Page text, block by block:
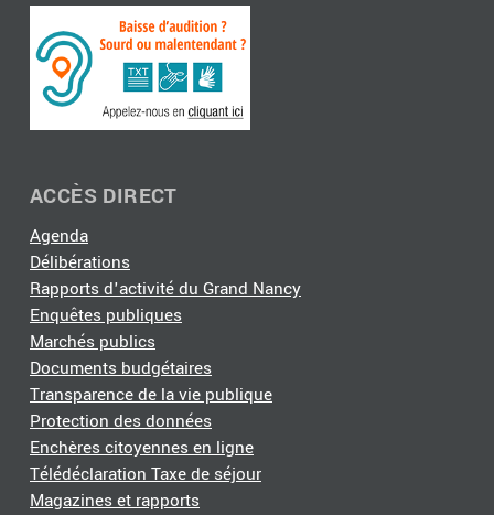
ACCÈS DIRECT
Agenda
Délibérations
Rapports d'activité du Grand Nancy
Enquêtes publiques
Marchés publics
Documents budgétaires
Transparence de la vie publique
Protection des données
Enchères citoyennes en ligne
Télédéclaration Taxe de séjour
Magazines et rapports